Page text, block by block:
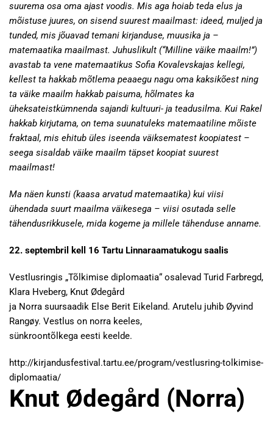
suurema osa oma ajast voodis. Mis aga hoiab teda elus ja
mõistuse juures, on sisend suurest maailmast: ideed, muljed ja
tunded, mis jõuavad temani kirjanduse, muusika ja –
matemaatika maailmast. Juhuslikult (“Milline väike maailm!”)
avastab ta vene matemaatikus Sofia Kovalevskajas kellegi,
kellest ta hakkab mõtlema peaaegu nagu oma kaksikõest ning
ta väike maailm hakkab paisuma, hõlmates ka
üheksateistkümnenda sajandi kultuuri- ja teadusilma. Kui Rakel
hakkab kirjutama, on tema suunatuleks matemaatiline mõiste
fraktaal, mis ehitub üles iseenda väiksematest koopiatest –
seega sisaldab väike maailm täpset koopiat suurest
maailmast!
Ma näen kunsti (kaasa arvatud matemaatika) kui viisi
ühendada suurt maailma väikesega – viisi osutada selle
tähendusrikkusele, mida kogeme ja millele tähenduse anname.
22. septembril kell 16 Tartu Linnaraamatukogu saalis
Vestlusringis „Tõlkimise diplomaatia“ osalevad Turid Farbregd,
Klara Hveberg, Knut Ødegård
ja Norra suursaadik Else Berit Eikeland. Arutelu juhib Øyvind
Rangøy. Vestlus on norra keeles,
sünkroontõlkega eesti keelde.
http://kirjandusfestival.tartu.ee/program/vestlusring-tolkimise-
diplomaatia/
Knut Ødegård (Norra)